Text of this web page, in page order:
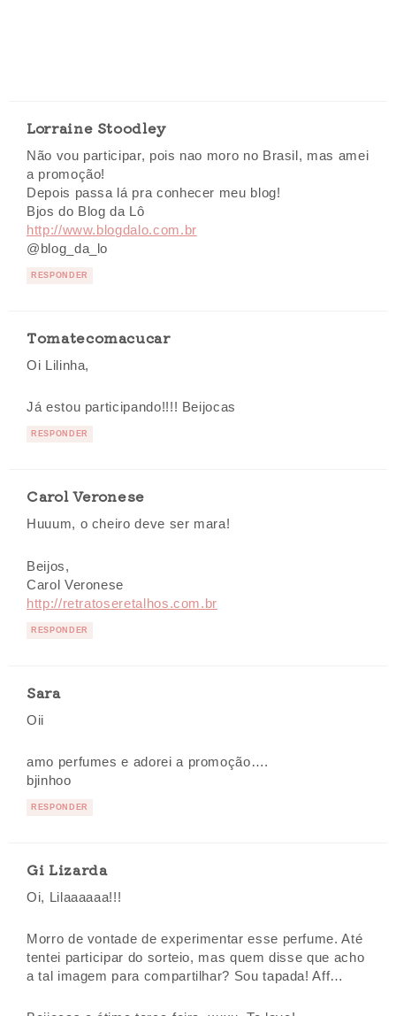
Lorraine Stoodley
Não vou participar, pois nao moro no Brasil, mas amei
a promoção!
Depois passa lá pra conhecer meu blog!
Bjos do Blog da Lô
http://www.blogdalo.com.br
@blog_da_lo
RESPONDER
Tomatecomacucar
Oi Lilinha,
Já estou participando!!!! Beijocas
RESPONDER
Carol Veronese
Huuum, o cheiro deve ser mara!
Beijos,
Carol Veronese
http://retratoseretalhos.com.br
RESPONDER
Sara
Oii
amo perfumes e adorei a promoção….
bjinhoo
RESPONDER
Gi Lizarda
Oi, Lilaaaaaa!!!
Morro de vontade de experimentar esse perfume. Até
tentei participar do sorteio, mas quem disse que acho
a tal imagem para compartilhar? Sou tapada! Aff…